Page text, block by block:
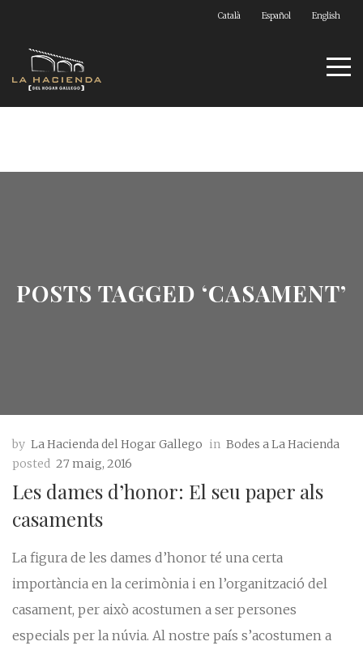
Català Español English
POSTS TAGGED ‘CASAMENT’
by La Hacienda del Hogar Gallego in Bodes a La Hacienda
posted 27 maig, 2016
Les dames d’honor: El seu paper als
casaments
La figura de les dames d’honor té una certa
importància en la cerimònia i en l’organització del
casament, per això acostumen a ser persones
especials per la núvia. Al nostre país s’acostumen a